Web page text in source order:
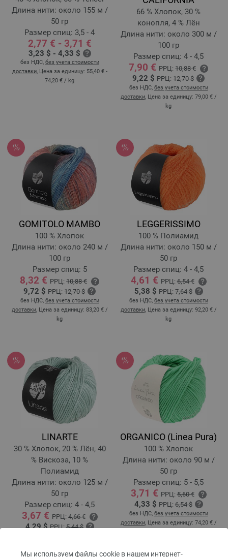
Мы используем файлы cookie в нашем интернет-
Длина нити: около 155 м /
50 гр
Размер спиц: 3,5 - 4
2,77 € - 3,71 €
3,23 $ - 4,33 $
без НДС, без учета стоимости
доставки, Цена за единицу: 55,40 € -
74,20 € / kg
66 % Хлопок, 30 %
конопля, 4 % Лён
Длина нити: около 300 м /
100 гр
Размер спиц: 4 - 4,5
7,90 € РРЦ: 10,88 €
9,22 $ РРЦ: 12,70 $
без НДС, без учета стоимости
доставки, Цена за единицу: 79,00 € /
kg
GOMITOLO MAMBO
100 % Хлопок
Длина нити: около 240 м /
100 гр
Размер спиц: 5
8,32 € РРЦ: 10,88 €
9,72 $ РРЦ: 12,70 $
без НДС, без учета стоимости
доставки, Цена за единицу: 83,20 € /
kg
LEGGERISSIMO
100 % Полиамид
Длина нити: около 150 м /
50 гр
Размер спиц: 4 - 4,5
4,61 € РРЦ:6,54 €
5,38 $ РРЦ:7,64 $
без НДС, без учета стоимости
доставки, Цена за единицу: 92,20 € /
kg
LINARTE
30 % Хлопок, 20 % Лён, 40
% Вискоза, 10 %
Полиамид
Длина нити: около 125 м /
50 гр
Размер спиц: 4 - 4,5
3,67 € РРЦ:4,66 €
4,29 $РРЦ:5,44 $
kg
ORGANICO (Linea Pura)
100 % Хлопок
Длина нити: около 90 м /
50 гр
Размер спиц: 5 - 5,5
3,71 € РРЦ:5,60 €
4,33 $ РРЦ:6,54 $
без НДС, без учета стоимости
доставки, Цена за единицу: 74,20 € /